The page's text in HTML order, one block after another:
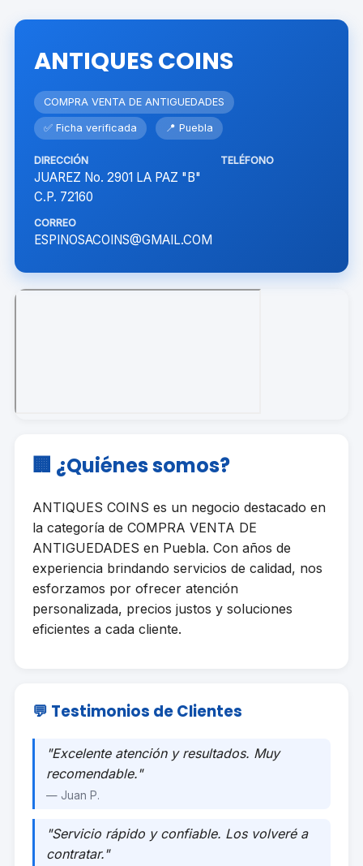
ANTIQUES COINS
COMPRA VENTA DE ANTIGUEDADES
✅ Ficha verificada 📍 Puebla
DIRECCIÓN
JUAREZ No. 2901 LA PAZ "B"
C.P. 72160
TELÉFONO
CORREO
ESPINOSACOINS@GMAIL.COM
🏢 ¿Quiénes somos?
ANTIQUES COINS es un negocio destacado en
la categoría de COMPRA VENTA DE
ANTIGUEDADES en Puebla. Con años de
experiencia brindando servicios de calidad, nos
esforzamos por ofrecer atención
personalizada, precios justos y soluciones
eficientes a cada cliente.
💬 Testimonios de Clientes
"Excelente atención y resultados. Muy
recomendable."
— Juan P.
"Servicio rápido y confiable. Los volveré a
contratar."